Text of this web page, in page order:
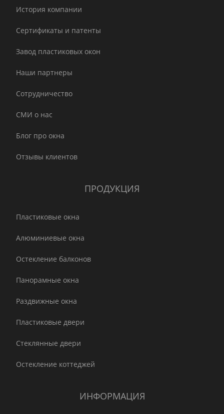
История компании
Сертификаты и патенты
Завод пластиковых окон
Наши партнеры
Сотрудничество
СМИ о нас
Блог про окна
Отзывы клиентов
ПРОДУКЦИЯ
Пластиковые окна
Алюминиевые окна
Остекление балконов
Панорамные окна
Раздвижные окна
Пластиковые двери
Стеклянные двери
Остекление коттеджей
ИНФОРМАЦИЯ